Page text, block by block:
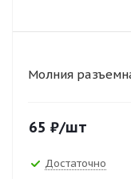
Молния
65 ₽/шт
Достаточно